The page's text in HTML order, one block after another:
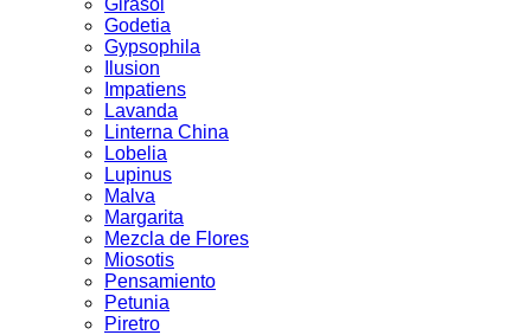
Godetia
Gypsophila
Ilusion
Impatiens
Lavanda
Linterna China
Lobelia
Lupinus
Malva
Margarita
Mezcla de Flores
Miosotis
Pensamiento
Petunia
Piretro